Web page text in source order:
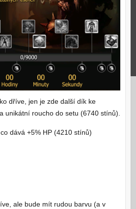
dříve, jen je zde další dík ke
unikátní roucho do setu (6740 stínů).
dává +5% HP (4210 stínů)
ale bude mít rudou barvu (a v